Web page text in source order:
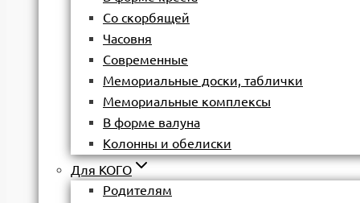
Со скорбящей
Часовня
Современные
Мемориальные доски, таблички
Мемориальные комплексы
В форме валуна
Колонны и обелиски
Для КОГО
Родителям